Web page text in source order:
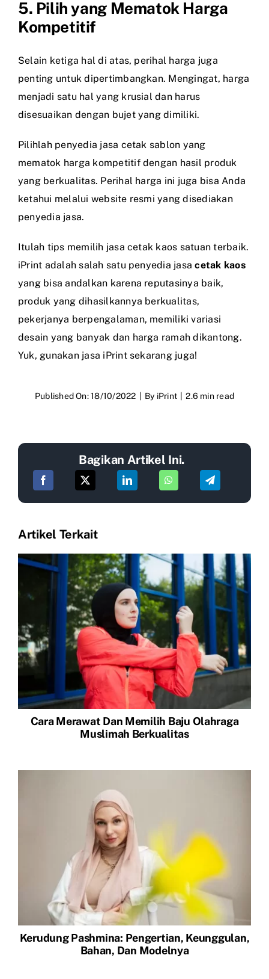
5. Pilih yang Mematok Harga
Kompetitif
Selain ketiga hal di atas, perihal harga juga
penting untuk dipertimbangkan. Mengingat, harga
menjadi satu hal yang krusial dan harus
disesuaikan dengan bujet yang dimiliki.
Pilihlah penyedia jasa cetak sablon yang
mematok harga kompetitif dengan hasil produk
yang berkualitas. Perihal harga ini juga bisa Anda
ketahui melalui website resmi yang disediakan
penyedia jasa.
Itulah tips memilih jasa cetak kaos satuan terbaik.
iPrint adalah salah satu penyedia jasacetak kaos
yang bisa andalkan karena reputasinya baik,
produk yang dihasilkannya berkualitas,
pekerjanya berpengalaman, memiliki variasi
desain yang banyak dan harga ramah dikantong.
Yuk, gunakan jasa iPrint sekarang juga!
Published On: 18/10/2022 By iPrint 2.6 min read
Bagikan Artikel Ini.
Artikel Terkait
Cara Merawat Dan Memilih Baju Olahraga
Muslimah Berkualitas
Kerudung Pashmina: Pengertian, Keunggulan,
Bahan, Dan Modelnya